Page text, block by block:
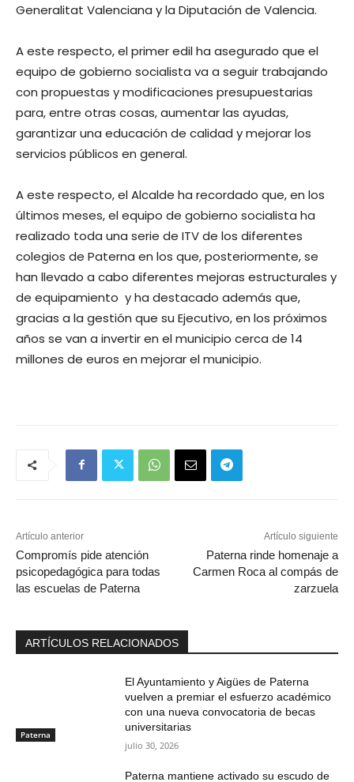
Generalitat Valenciana y la Diputación de Valencia.
A este respecto, el primer edil ha asegurado que el
equipo de gobierno socialista va a seguir trabajando
con propuestas y modificaciones presupuestarias
para, entre otras cosas, aumentar las ayudas,
garantizar una educación de calidad y mejorar los
servicios públicos en general.
A este respecto, el Alcalde ha recordado que, en los
últimos meses, el equipo de gobierno socialista ha
realizado toda una serie de ITV de los diferentes
colegios de Paterna en los que, posteriormente, se
han llevado a cabo diferentes mejoras estructurales y
de equipamiento y ha destacado además que,
gracias a la gestión que su Ejecutivo, en los próximos
años se van a invertir en el municipio cerca de 14
millones de euros en mejorar el municipio.
Artículo anterior
Compromís pide atención
psicopedagógica para todas
las escuelas de Paterna
Artículo siguiente
Paterna rinde homenaje a
Carmen Roca al compás de
zarzuela
ARTÍCULOS RELACIONADOS
Paterna
El Ayuntamiento y Aigües de Paterna
vuelven a premiar el esfuerzo académico
con una nueva convocatoria de becas
universitarias
julio 30, 2026
Paterna mantiene activado su escudo de